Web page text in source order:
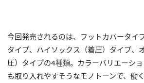
今回発売されるのは、フットカバータイ
タイプ、ハイソックス（着圧）タイプ、
圧）タイプの4種類。カラーバリエーシ
も取り入れやすそうなモノトーンで、働